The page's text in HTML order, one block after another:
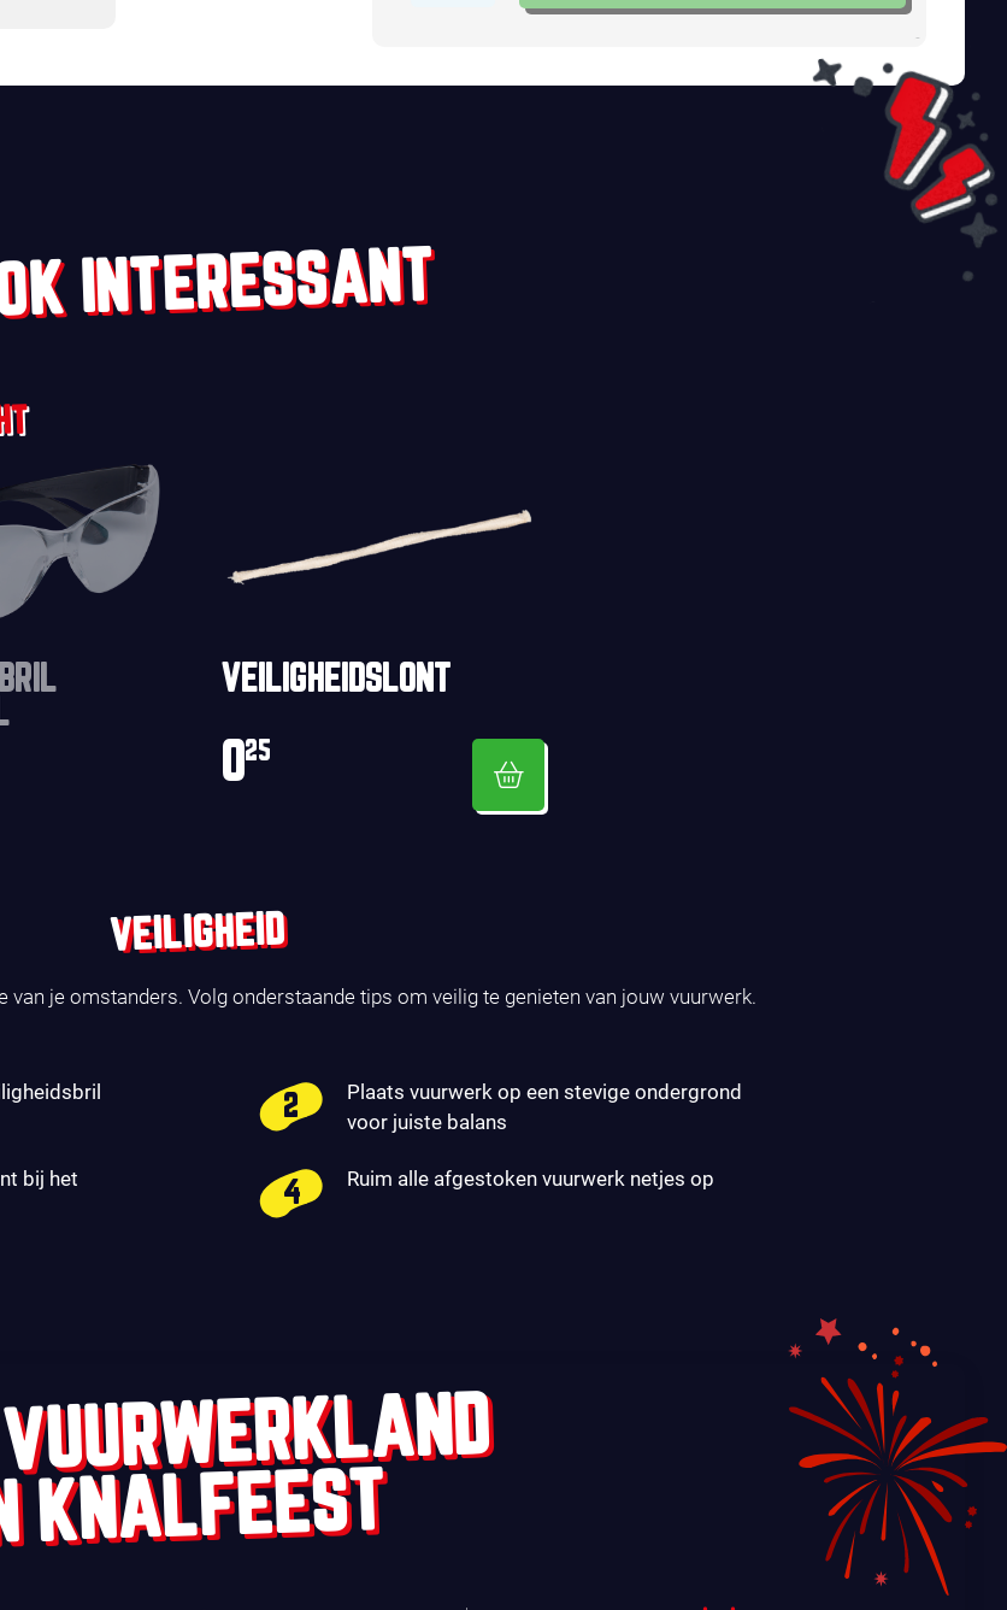
INTERESSANT
VEILIGHEIDSLONT
025
VEILIGHEID
van je omstanders. Volg onderstaande tips om veilig te genieten van jouw vuurwerk.
Plaats vuurwerk op een stevige ondergrond
voor juiste balans
bij het
Ruim alle afgestoken vuurwerk netjes op
KNALFEEST